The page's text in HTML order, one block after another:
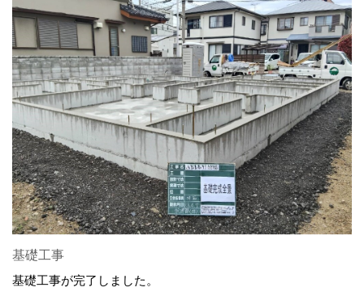
基礎工事
基礎工事が完了しました。